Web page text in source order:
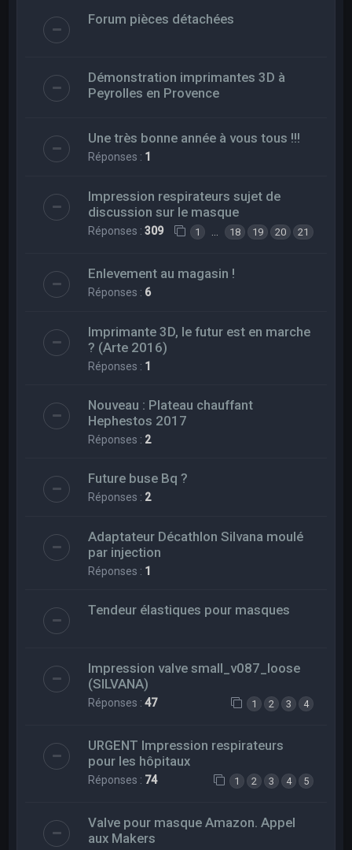
Forum pièces détachées
Démonstration imprimantes 3D à
Peyrolles en Provence
Une très bonne année à vous tous !!!
Réponses : 1
Impression respirateurs sujet de
discussion sur le masque
Réponses :309 1 18 19 20 21
Enlevement au magasin !
Réponses : 6
Imprimante 3D, le futur est en marche
? (Arte 2016)
Réponses : 1
Nouveau : Plateau chauffant
Hephestos 2017
Réponses : 2
Future buse Bq ?
Réponses : 2
Adaptateur Décathlon Silvana moulé
par injection
Réponses : 1
Tendeur élastiques pour masques
Impression valve small_v087_loose
(SILVANA)
Réponses :47 1 2 3 4
URGENT Impression respirateurs
pour les hôpitaux
Réponses : 74 1 2 3 4 5
Valve pour masque Amazon. Appel
aux Makers